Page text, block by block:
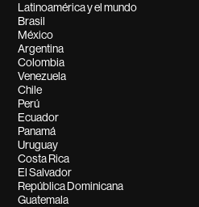
Latinoamérica y el mundo
Brasil
México
Argentina
Colombia
Venezuela
Chile
Perú
Ecuador
Panamá
Uruguay
Costa Rica
El Salvador
República Dominicana
Guatemala